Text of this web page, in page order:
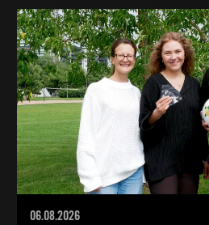
06.08.2026